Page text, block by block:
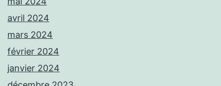
avril 2024
mars 2024
février 2024
janvier 2024